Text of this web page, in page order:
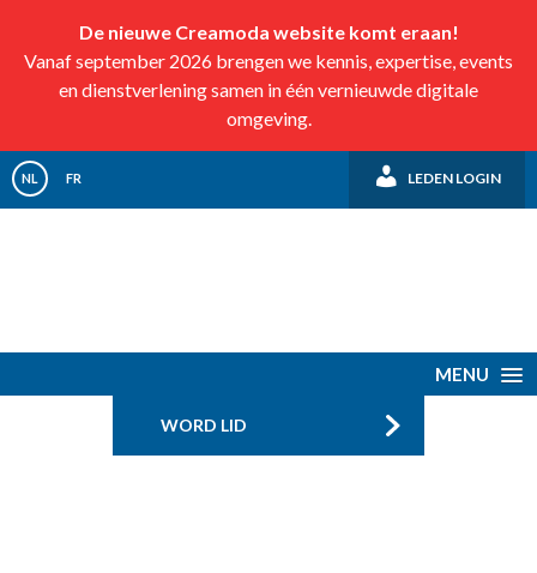
De nieuwe Creamoda website komt eraan!
Vanaf september 2026 brengen we kennis, expertise, events
en dienstverlening samen in één vernieuwde digitale
omgeving.
NL FR LEDEN LOGIN
MENU
WORD LID